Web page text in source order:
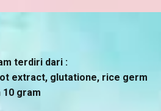
terdiri dari :
extract, glutatione, rice germ
10 gram